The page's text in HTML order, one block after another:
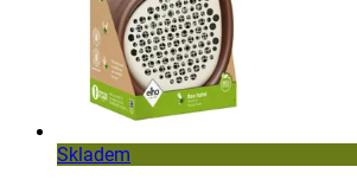
Skladem